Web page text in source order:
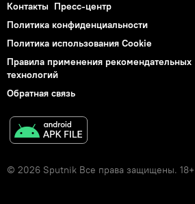
Контакты Пресс-центр
Политика конфиденциальности
Политика использования Cookie
Правила применения рекомендательных
технологий
Обратная связь
© 2026 Sputnik Все права защищены. 18+